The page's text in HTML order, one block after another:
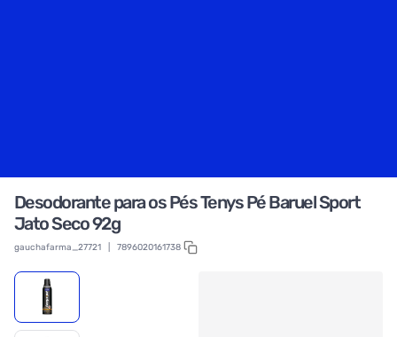
Desodorante para os Pés Tenys Pé Baruel Sport
Jato Seco 92g
gauchafarma_27721 7896020161738